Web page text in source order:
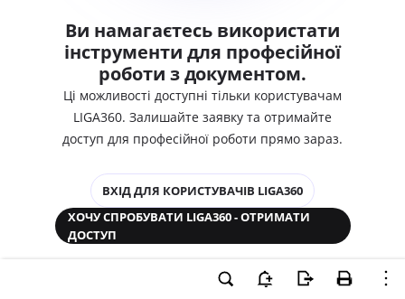
Ви намагаєтесь використати
інструменти для професійної
роботи з документом.
Ці можливості доступні тільки користувачам
LIGA360. Залишайте заявку та отримайте
доступ для професійної роботи прямо зараз.
ВХІД ДЛЯ КОРИСТУВАЧІВ LIGA360
ХОЧУ СПРОБУВАТИ LIGA360 - ОТРИМАТИ
ДОСТУП
Законодавство та аналітика
Корпоративні документи